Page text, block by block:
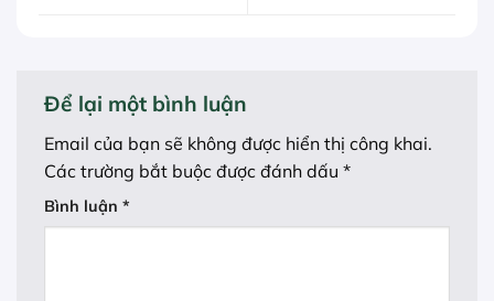
Để lại một bình luận
Email của bạn sẽ không được hiển thị công khai.
Các trường bắt buộc được đánh dấu *
Bình luận *